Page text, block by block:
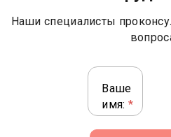
Наши специалисты
Ваше
имя: *